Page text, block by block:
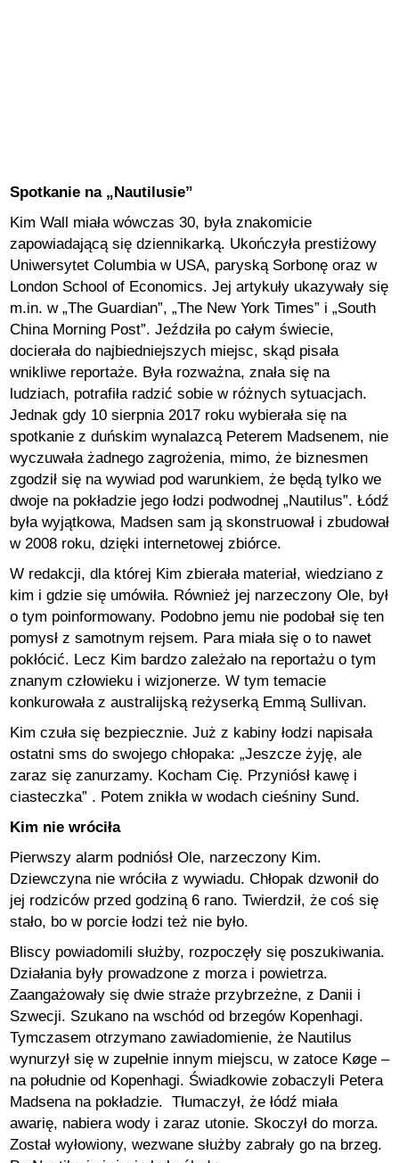
Spotkanie na „Nautilusie”
Kim Wall miała wówczas 30, była znakomicie
zapowiadającą się dziennikarką. Ukończyła prestiżowy
Uniwersytet Columbia w USA, paryską Sorbonę oraz w
London School of Economics. Jej artykuły ukazywały się
m.in. w „The Guardian”, „The New York Times” i „South
China Morning Post”. Jeździła po całym świecie,
docierała do najbiedniejszych miejsc, skąd pisała
wnikliwe reportaże. Była rozważna, znała się na
ludziach, potrafiła radzić sobie w różnych sytuacjach.
Jednak gdy 10 sierpnia 2017 roku wybierała się na
spotkanie z duńskim wynalazcą Peterem Madsenem, nie
wyczuwała żadnego zagrożenia, mimo, że biznesmen
zgodził się na wywiad pod warunkiem, że będą tylko we
dwoje na pokładzie jego łodzi podwodnej „Nautilus”. Łódź
była wyjątkowa, Madsen sam ją skonstruował i zbudował
w 2008 roku, dzięki internetowej zbiórce.
W redakcji, dla której Kim zbierała materiał, wiedziano z
kim i gdzie się umówiła. Również jej narzeczony Ole, był
o tym poinformowany. Podobno jemu nie podobał się ten
pomysł z samotnym rejsem. Para miała się o to nawet
pokłócić. Lecz Kim bardzo zależało na reportażu o tym
znanym człowieku i wizjonerze. W tym temacie
konkurowała z australijską reżyserką Emmą Sullivan.
Kim czuła się bezpiecznie. Już z kabiny łodzi napisała
ostatni sms do swojego chłopaka: „Jeszcze żyję, ale
zaraz się zanurzamy. Kocham Cię. Przyniósł kawę i
ciasteczka” . Potem znikła w wodach cieśniny Sund.
Kim nie wróciła
Pierwszy alarm podniósł Ole, narzeczony Kim.
Dziewczyna nie wróciła z wywiadu. Chłopak dzwonił do
jej rodziców przed godziną 6 rano. Twierdził, że coś się
stało, bo w porcie łodzi też nie było.
Bliscy powiadomili służby, rozpoczęły się poszukiwania.
Działania były prowadzone z morza i powietrza.
Zaangażowały się dwie straże przybrzeżne, z Danii i
Szwecji. Szukano na wschód od brzegów Kopenhagi.
Tymczasem otrzymano zawiadomienie, że Nautilus
wynurzył się w zupełnie innym miejscu, w zatoce Køge –
na południe od Kopenhagi. Świadkowie zobaczyli Petera
Madsena na pokładzie. Tłumaczył, że łódź miała
awarię, nabiera wody i zaraz utonie. Skoczył do morza.
Został wyłowiony, wezwane służby zabrały go na brzeg.